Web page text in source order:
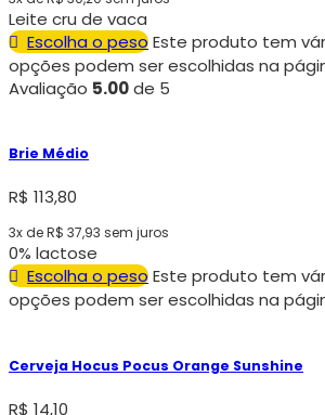
Leite cru de vaca
Escolha o pesoEste produto tem
opções podem ser escolhidas na
Avaliação 5.00de 5
Brie Médio
R$ 113,80
3x deR$ 37,93 sem juros
0% lactose
Escolha o pesoEste produto tem
opções podem ser escolhidas na
Cerveja Hocus Pocus Orange Sunshine
R$ 14,10